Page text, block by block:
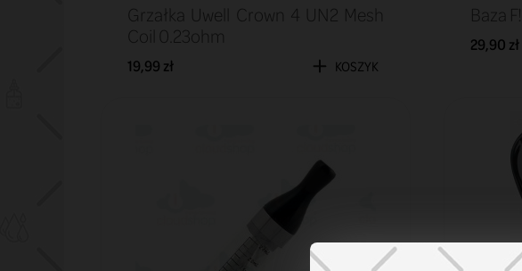
Grzałka Uwell Crown 4 UN2 Mesh
Coil 0.23ohm
19,99 zł KOSZYK
Baza
29,90 zł